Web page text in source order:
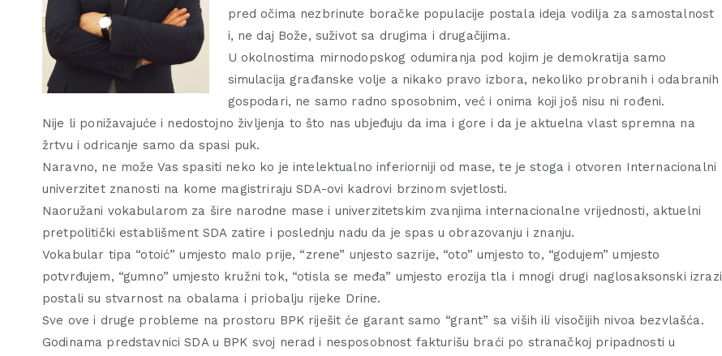
pred očima nezbrinute boračke populacije postala ideja vodilja za samostalnost
i, ne daj Bože, suživot sa drugima i drugačijima.
U okolnostima mirnodopskog odumiranja pod kojim je demokratija samo
simulacija građanske volje a nikako pravo izbora, nekoliko probranih i odabranih
gospodari, ne samo radno sposobnim, već i onima koji još nisu ni rođeni.
Nije li ponižavajuće i nedostojno življenja to što nas ubjeđuju da ima i gore i da je aktuelna vlast spremna na
žrtvu i odricanje samo da spasi puk.
Naravno, ne može Vas spasiti neko ko je intelektualno inferiorniji od mase, te je stoga i otvoren Internacionalni
univerzitet znanosti na kome magistriraju SDA-ovi kadrovi brzinom svjetlosti.
Naoružani vokabularom za šire narodne mase i univerzitetskim zvanjima internacionalne vrijednosti, aktuelni
pretpolitički establišment SDA zatire i poslednju nadu da je spas u obrazovanju i znanju.
Vokabular tipa “otoić” umjesto malo prije, “zrene” unjesto sazrije, “oto” umjesto to, “godujem” umjesto
potvrđujem, “gumno” umjesto kružni tok, “otisla se međa” umjesto erozija tla i mnogi drugi naglosaksonski izrazi
postali su stvarnost na obalama i priobalju rijeke Drine.
Sve ove i druge probleme na prostoru BPK riješit će garant samo “grant” sa viših ili visočijih nivoa bezvlašća.
Godinama predstavnici SDA u BPK svoj nerad i nesposobnost fakturišu braći po stranačkoj pripadnosti u